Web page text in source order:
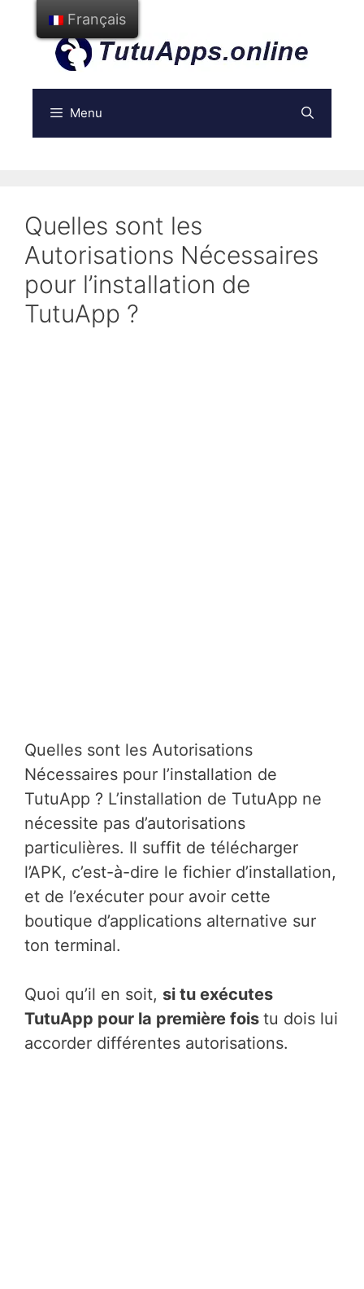
contenu
Menu
Quelles sont les
Autorisations Nécessaires
pour l’installation de
TutuApp ?
Quelles sont les Autorisations
Nécessaires pour l’installation de
TutuApp ? L’installation de TutuApp ne
nécessite pas d’autorisations
particulières. Il suffit de télécharger
l’APK, c’est-à-dire le fichier d’installation,
et de l’exécuter pour avoir cette
boutique d’applications alternative sur
ton terminal.
Quoi qu’il en soit, si tu exécutes
TutuApp pour la première fois tu dois lui
accorder différentes autorisations.
Français